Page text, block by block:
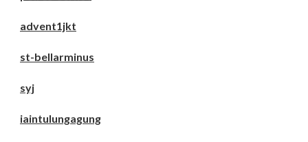
advent1jkt
st-bellarminus
syj
iaintulungagung